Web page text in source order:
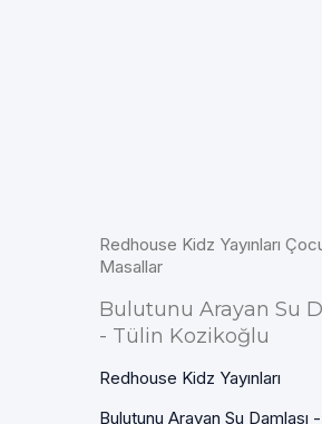
Redhouse Kidz Yayınları
Masallar
Bulutunu Arayan Su
- Tülin Kozikoğlu
Redhouse Kidz Yayınları
Bulutunu Arayan Su Damlası